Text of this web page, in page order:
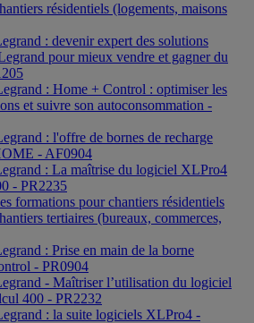
résidentiels (logements, maisons
: devenir expert des solutions
pour mieux vendre et gagner du
: Home + Control : optimiser les
et suivre son autoconsommation -
: l'offre de bornes de recharge
- AF0904
: La maîtrise du logiciel XLPro4
- PR2235
formations pour chantiers résidentiels
tertiaires (bureaux, commerces,
: Prise en main de la borne
- PR0904
- Maîtriser l’utilisation du logiciel
400 - PR2232
: la suite logiciels XLPro4 -